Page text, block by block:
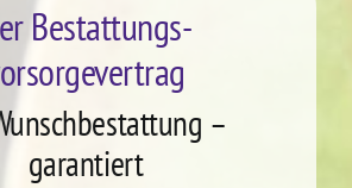
Bestattungs­
–
garantiert